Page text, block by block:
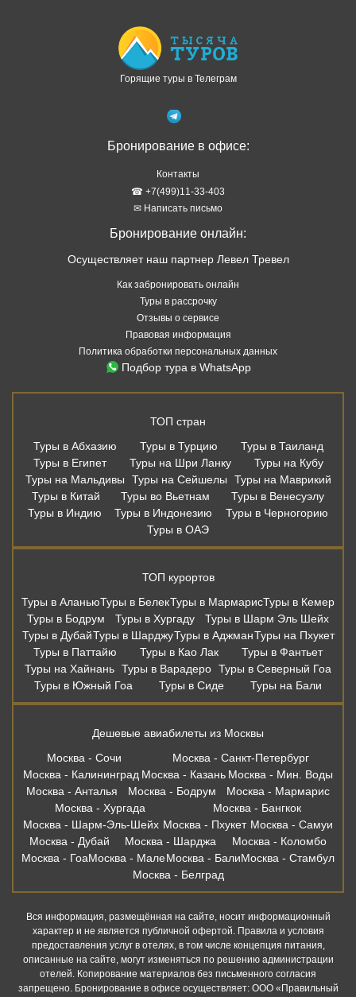
Горящие туры в Телеграм
Бронирование в офисе:
Контакты
☎ +7(499)11-33-403
✉ Написать письмо
Бронирование онлайн:
Осуществляет наш партнер Левел Тревел
Как забронировать онлайн
Туры в рассрочку
Отзывы о сервисе
Правовая информация
Политика обработки персональных данных
Подбор тура в WhatsApp
ТОП стран
Туры в Абхазию
Туры в Турцию
Туры в Таиланд
Туры в Египет
Туры на Шри Ланку
Туры на Кубу
Туры на Мальдивы
Туры на Сейшелы
Туры на Маврикий
Туры в Китай
Туры во Вьетнам
Туры в Венесуэлу
Туры в Индию
Туры в Индонезию
Туры в Черногорию
Туры в ОАЭ
ТОП курортов
Туры в АланьюТуры в БелекТуры в МармарисТуры в Кемер
Туры в Бодрум
Туры в Хургаду
Туры в Шарм Эль Шейх
Туры в ДубайТуры в ШарджуТуры в АджманТуры на Пхукет
Туры в Паттайю
Туры в Као Лак
Туры в Фантьет
Туры на Хайнань Туры в Варадеро Туры в Северный Гоа
Туры в Южный Гоа
Туры в Сиде Туры на Бали
Дешевые авиабилеты из Москвы
Москва - Сочи
Москва - Санкт-Петербург
Москва - Калининград Москва - Казань Москва - Мин. Воды
Москва - Анталья
Москва - Бодрум
Москва - Мармарис
Москва - Хургада
Москва - Бангкок
Москва - Шарм-Эль-Шейх Москва - Пхукет Москва - Самуи
Москва - Дубай
Москва - Шарджа
Москва - Коломбо
Москва - ГоаМосква - МалеМосква - БалиМосква - Стамбул
Москва - Белград
Вся информация, размещённая на сайте, носит информационный
характер и не является публичной офертой. Правила и условия
предоставления услуг в отелях, в том числе концепция питания,
описанные на сайте, могут изменяться по решению администрации
отелей. Копирование материалов без письменного согласия
запрещено. Бронирование в офисе осуществляет: ООО «Правильный